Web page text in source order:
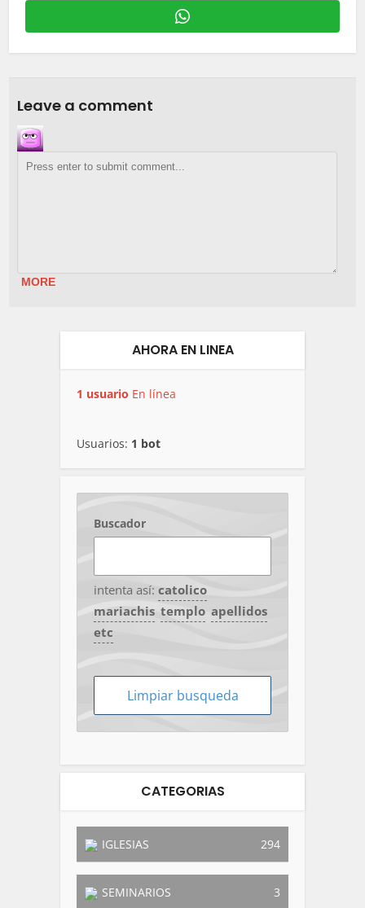
Leave a comment
MORE
AHORA EN LINEA
1 usuario En línea
Usuarios: 1 bot
Buscador
intenta así: catolico
mariachis templo apellidos
etc
CATEGORIAS
IGLESIAS 294
SEMINARIOS 3